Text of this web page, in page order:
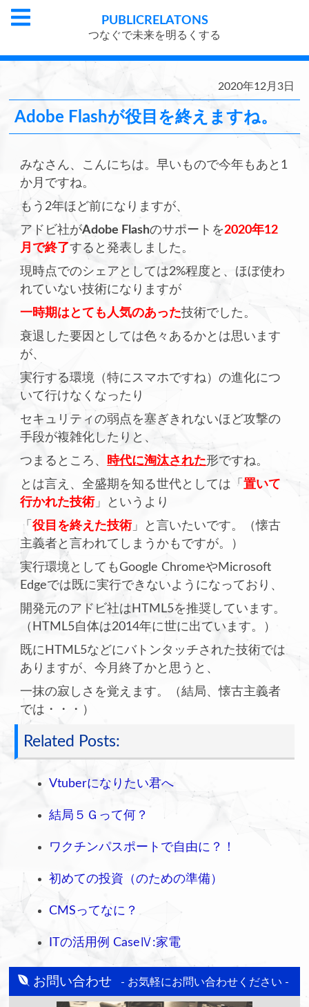
PUBLICRELATONS
つなぐで未来を明るくする
2020年12月3日
Adobe Flashが役目を終えますね。
みなさん、こんにちは。早いもので今年もあと1
か月ですね。
もう2年ほど前になりますが、
アドビ社がAdobe Flashのサポートを2020年12
月で終了すると発表しました。
現時点でのシェアとしては2%程度と、ほぼ使わ
れていない技術になりますが
一時期はとても人気のあった技術でした。
衰退した要因としては色々あるかとは思います
が、
実行する環境（特にスマホですね）の進化につ
いて行けなくなったり
セキュリティの弱点を塞ぎきれないほど攻撃の
手段が複雑化したりと、
つまるところ、
時代に淘汰された形ですね。
とは言え、全盛期を知る世代としては「置いて
行かれた技術 」というより
「役目を終えた技術 」と言いたいです。（懐古
主義者と言われてしまうかもですが。）
実行環境としてもGoogle ChromeやMicrosoft
Edgeでは既に実行できないようになっており、
開発元のアドビ社はHTML5を推奨しています。
（HTML5自体は2014年に世に出ています。）
既にHTML5などにバトンタッチされた技術では
ありますが、今月終了かと思うと、
一抹の寂しさを覚えます。（結局、懐古主義者
では・・・）
Related Posts:
Vtuberになりたい君へ
結局５Ｇって何？
ワクチンパスポートで自由に？！
初めての投資（のための準備）
CMSってなに？
ITの活用例 CaseⅣ:家電
お問い合わせ - お気軽にお問い合わせください -